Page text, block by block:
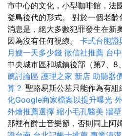
市中心的文化，小型咖啡館，法
凝島後代的形式。 對於一個老
消息是，絕大多數犯罪發生在新
因為沒有任何視線。 卡式台胞證
月嫂一天多少錢 徵信社推薦 台
中央城市區和城鎮後部（第7、8
薦討論區 護理之家 新店 助聽器
算？ 聖路易斯公墓只能作為有組
化Google商家檔案以提升曝光
外燴推薦選擇 縮小毛孔醫美 牆
那裡有爵士音樂節，否則同上阿